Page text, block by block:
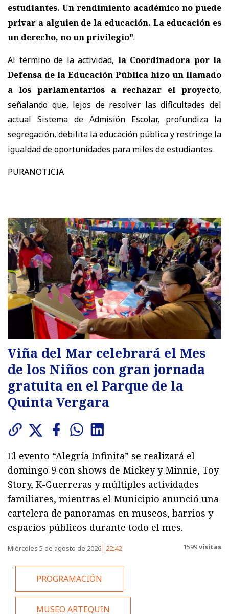
estudiantes. Un rendimiento académico no puede
privar a alguien de la educación. La educación es
un derecho, no un privilegio".
Al término de la actividad, la Coordinadora por la
Defensa de la Educación Pública hizo un llamado
a los parlamentarios a rechazar el proyecto,
señalando que, lejos de resolver las dificultades del
actual Sistema de Admisión Escolar, profundiza la
segregación, debilita la educación pública y restringe la
igualdad de oportunidades para miles de estudiantes.
PURANOTICIA
Viña del Mar celebrará el Mes
de los Niños con gran jornada
gratuita en el Parque de la
Quinta Vergara
El evento “Alegría Infinita” se realizará el
domingo 9 con shows de Mickey y Minnie, Toy
Story, K-Guerreras y múltiples actividades
familiares, mientras el Municipio anunció una
cartelera de panoramas en museos, barrios y
espacios públicos durante todo el mes.
Miércoles 5 de agosto de 2026 22:42 1599visitas
PROGRAMACIÓN
MUSEO ARTEQUIN